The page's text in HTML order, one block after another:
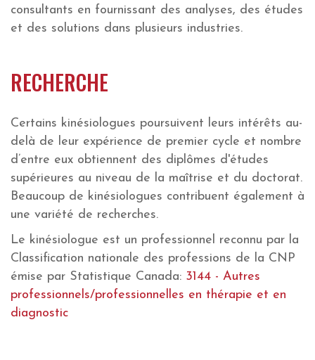
consultants en fournissant des analyses, des études
et des solutions dans plusieurs industries.
RECHERCHE
Certains kinésiologues poursuivent leurs intérêts au-
delà de leur expérience de premier cycle et nombre
d’entre eux obtiennent des diplômes d'études
supérieures au niveau de la maîtrise et du doctorat.
Beaucoup de kinésiologues contribuent également à
une variété de recherches.
Le kinésiologue est un professionnel reconnu par la
Classification nationale des professions de la CNP
émise par Statistique Canada: 3144 - Autres
professionnels/professionnelles en thérapie et en
diagnostic